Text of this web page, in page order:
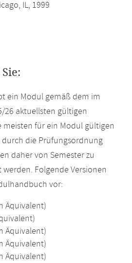
IL, 1999
ein Modul gemäß dem im
26 aktuellsten gültigen
für ein Modul gültigen
die Prüfungsordnung
daher von Semester zu
Folgende Versionen
vor:
Äquivalent)
Äquivalent)
Äquivalent)
Äquivalent)